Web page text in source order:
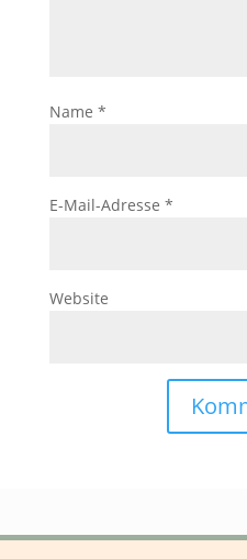
Name *
E-Mail-Adresse *
Website